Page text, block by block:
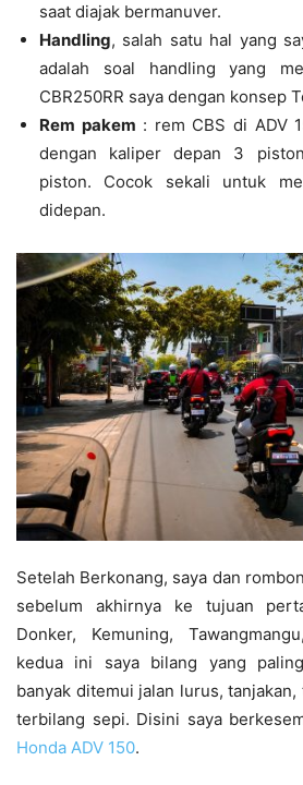
saat diajak bermanuver.
Handling, salah satu hal yang
adalah soal handling yang
CBR250RR saya dengan konsep
Rem pakem : rem CBS di ADV
dengan kaliper depan 3
piston. Cocok sekali untuk
didepan.
Setelah Berkonang, saya dan
sebelum akhirnya ke tujuan
Donker, Kemuning,
kedua ini saya bilang yang
banyak ditemui jalan lurus,
terbilang sepi. Disini saya
Honda ADV 150.